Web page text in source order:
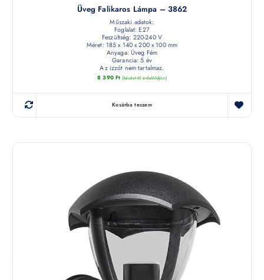
Üveg Falikaros Lámpa – 3862
Műszaki adatok:
Foglalat: E27
Feszültség: 220-240 V
Méret: 185 x 140 x 200 x 100 mm
Anyaga: Üveg Fém
Garancia: 5 év
Az izzót nem tartalmaz.
8 390 Ft (készletről érdeklődjön)
Kosárba teszem